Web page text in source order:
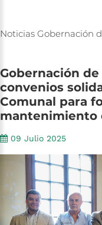
Noticias Gobernación
Gobernación de
convenios
Comunal para
mantenimiento
09 Julio 2025